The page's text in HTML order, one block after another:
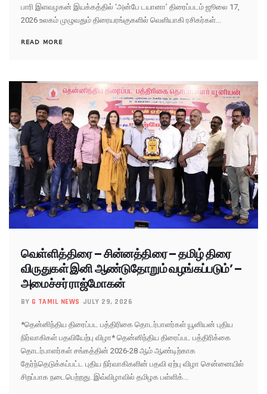
பாரி இளவழகன் இயக்கத்தில் ‘அன்பே டயானா’ திரைப்படம் ஜூலை 17,
2026 உலகம் முழுவதும் திரையரங்குகளில் வெளியாகி ரசிகர்கள்...
READ MORE
வெள்ளித்திரை – சின்னத்திரை – தமிழ் திரை
விருதுகள் இனி ஆண்டுதோறும் வழங்கப்படும்’ –
அமைச்சர் ராஜ்மோகன்
BY G TAMIL NEWS JULY 29, 2026
*தென்னிந்திய திரைப்பட பத்திரிகை தொடர்பாளர்கள் யூனியன் புதிய
நிர்வாகிகள் பதவியேற்பு விழா* தென்னிந்திய திரைப்பட பத்திரிக்கை
தொடர்பாளர்கள் சங்கத்தின் 2026-28 ஆம் ஆண்டிற்காக
தேர்ந்தெடுக்கப்பட்ட புதிய நிர்வாகிகளின் பதவி ஏற்பு விழா சென்னையில்
சிறப்பாக நடைபெற்றது. இவ்விழாவில் தமிழக பள்ளிக்...